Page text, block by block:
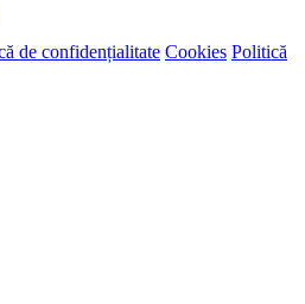
de confidențialitate Cookies Politică